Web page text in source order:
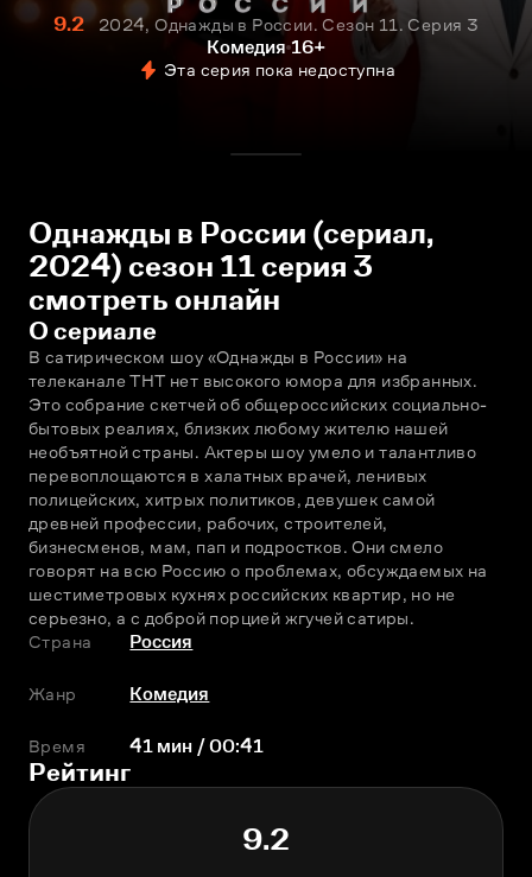
9.2
2024, Однажды в России. Сезон 11. Серия 3
Комедия 16+
Эта серия пока недоступна
Однажды в России (сериал,
2024) сезон 11 серия 3
смотреть онлайн
О сериале
В сатирическом шоу «Однажды в России» на
телеканале ТНТ нет высокого юмора для избранных.
Это собрание скетчей об общероссийских социально-
бытовых реалиях, близких любому жителю нашей
необъятной страны. Актеры шоу умело и талантливо
перевоплощаются в халатных врачей, ленивых
полицейских, хитрых политиков, девушек самой
древней профессии, рабочих, строителей,
бизнесменов, мам, пап и подростков. Они смело
говорят на всю Россию о проблемах, обсуждаемых на
шестиметровых кухнях российских квартир, но не
серьезно, а с доброй порцией жгучей сатиры.
Страна
Россия
Жанр Комедия
Время 41 мин / 00:41
Рейтинг
9.2